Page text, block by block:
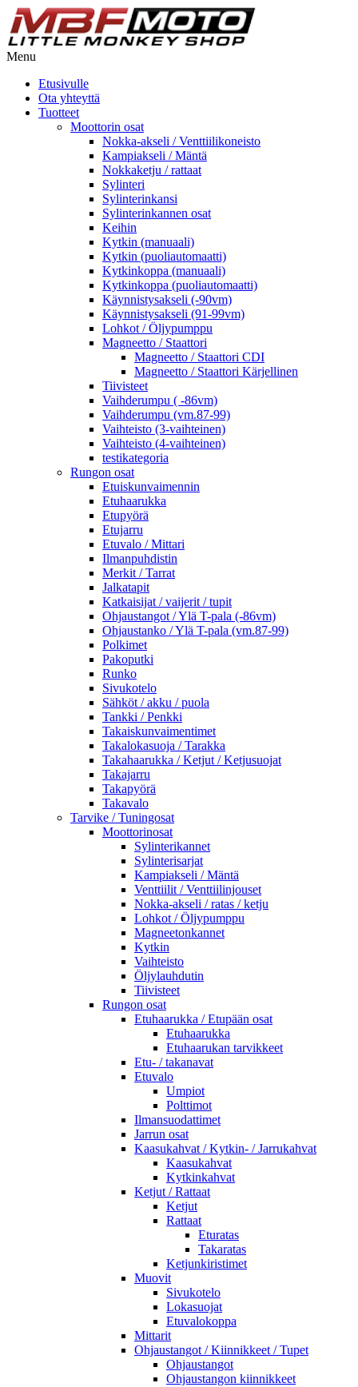
Menu
Etusivulle
Ota yhteyttä
Tuotteet
Moottorin osat
Nokka-akseli / Venttiilikoneisto
Kampiakseli / Mäntä
Nokkaketju / rattaat
Sylinteri
Sylinterinkansi
Sylinterinkannen osat
Keihin
Kytkin (manuaali)
Kytkin (puoliautomaatti)
Kytkinkoppa (manuaali)
Kytkinkoppa (puoliautomaatti)
Käynnistysakseli (-90vm)
Käynnistysakseli (91-99vm)
Lohkot / Öljypumppu
Magneetto / Staattori
Magneetto / Staattori CDI
Magneetto / Staattori Kärjellinen
Tiivisteet
Vaihderumpu ( -86vm)
Vaihderumpu (vm.87-99)
Vaihteisto (3-vaihteinen)
Vaihteisto (4-vaihteinen)
testikategoria
Rungon osat
Etuiskunvaimennin
Etuhaarukka
Etupyörä
Etujarru
Etuvalo / Mittari
Ilmanpuhdistin
Merkit / Tarrat
Jalkatapit
Katkaisijat / vaijerit / tupit
Ohjaustangot / Ylä T-pala (-86vm)
Ohjaustanko / Ylä T-pala (vm.87-99)
Polkimet
Pakoputki
Runko
Sivukotelo
Sähköt / akku / puola
Tankki / Penkki
Takaiskunvaimentimet
Takalokasuoja / Tarakka
Takahaarukka / Ketjut / Ketjusuojat
Takajarru
Takapyörä
Takavalo
Tarvike / Tuningosat
Moottorinosat
Sylinterikannet
Sylinterisarjat
Kampiakseli / Mäntä
Venttiilit / Venttiilinjouset
Nokka-akseli / ratas / ketju
Lohkot / Öljypumppu
Magneetonkannet
Kytkin
Vaihteisto
Öljylauhdutin
Tiivisteet
Rungon osat
Etuhaarukka / Etupään osat
Etuhaarukka
Etuhaarukan tarvikkeet
Etu- / takanavat
Etuvalo
Umpiot
Polttimot
Ilmansuodattimet
Jarrun osat
Kaasukahvat / Kytkin- / Jarrukahvat
Kaasukahvat
Kytkinkahvat
Ketjut / Rattaat
Ketjut
Rattaat
Eturatas
Takaratas
Ketjunkiristimet
Muovit
Sivukotelo
Lokasuojat
Etuvalokoppa
Mittarit
Ohjaustangot / Kiinnikkeet / Tupet
Ohjaustangot
Ohjaustangon kiinnikkeet